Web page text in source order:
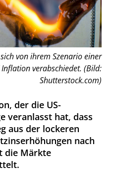
von ihrem Szenario einer
verabschiedet. (Bild:
Shutterstock.com)
der die US-
veranlasst hat, dass
aus der lockeren
nach
die Märkte